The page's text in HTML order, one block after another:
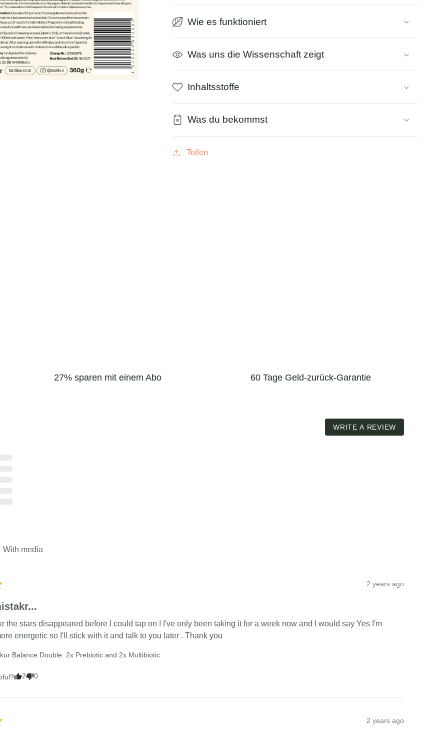
Wie es funktioniert
Was uns die Wissenschaft zeigt
Inhaltsstoffe
Was du bekommst
Teilen
27% sparen mit einem Abo 60 Tage Geld-zurück-Garantie
WRITE A REVIEW
With media
2 years ago
the stars disappeared before I could tap on ! I've only been taking it for a week now and I would say Yes I'm
energetic so I'll stick with it and talk to you later . Thank you
Balance Double: 2x Prebiotic and 2x Multibiotic
2 0
2 years ago